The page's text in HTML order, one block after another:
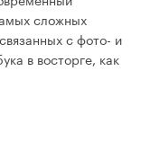
сложных
с фото- и
в восторге, как